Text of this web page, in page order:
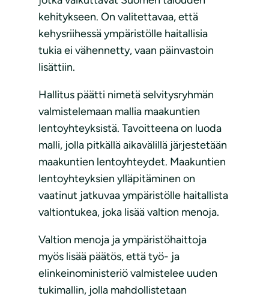
kehitykseen. On valitettavaa, että
kehysriihessä ympäristölle haitallisia
tukia ei vähennetty, vaan päinvastoin
lisättiin.
Hallitus päätti nimetä selvitysryhmän
valmistelemaan mallia maakuntien
lentoyhteyksistä. Tavoitteena on luoda
malli, jolla pitkällä aikavälillä järjestetään
maakuntien lentoyhteydet. Maakuntien
lentoyhteyksien ylläpitäminen on
vaatinut jatkuvaa ympäristölle haitallista
valtiontukea, joka lisää valtion menoja.
Valtion menoja ja ympäristöhaittoja
myös lisää päätös, että työ- ja
elinkeinoministeriö valmistelee uuden
tukimallin, jolla mahdollistetaan